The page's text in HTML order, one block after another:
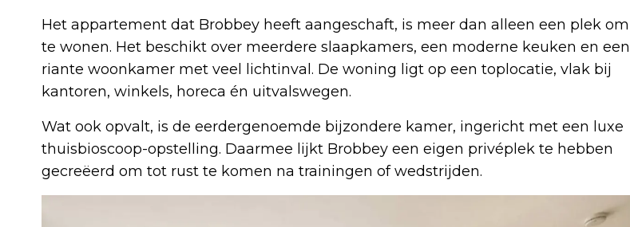
Het appartement dat Brobbey heeft aangeschaft, is meer dan alleen een plek om
te wonen. Het beschikt over meerdere slaapkamers, een moderne keuken en een
riante woonkamer met veel lichtinval. De woning ligt op een toplocatie, vlak bij
kantoren, winkels, horeca én uitvalswegen.
Wat ook opvalt, is de eerdergenoemde bijzondere kamer, ingericht met een luxe
thuisbioscoop-opstelling. Daarmee lijkt Brobbey een eigen privéplek te hebben
gecreëerd om tot rust te komen na trainingen of wedstrijden.